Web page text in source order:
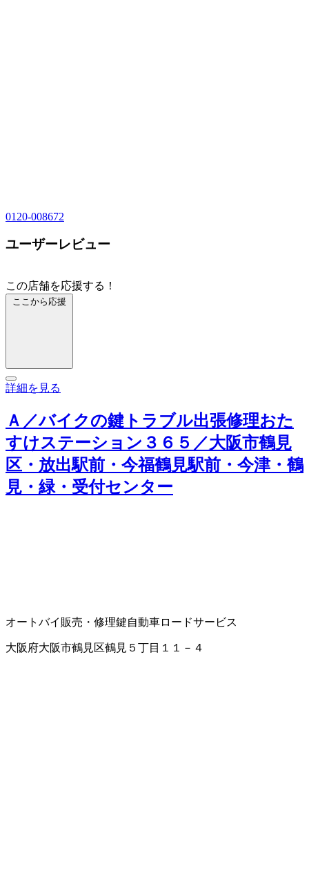
0120-008672
ユーザーレビュー
この店舗を応援する！
ここから応援
詳細を見る
Ａ／バイクの鍵トラブル出張修理おた
すけステーション３６５／大阪市鶴見
区・放出駅前・今福鶴見駅前・今津・鶴
見・緑・受付センター
オートバイ販売・修理鍵自動車ロードサービス
大阪府大阪市鶴見区鶴見５丁目１１－４